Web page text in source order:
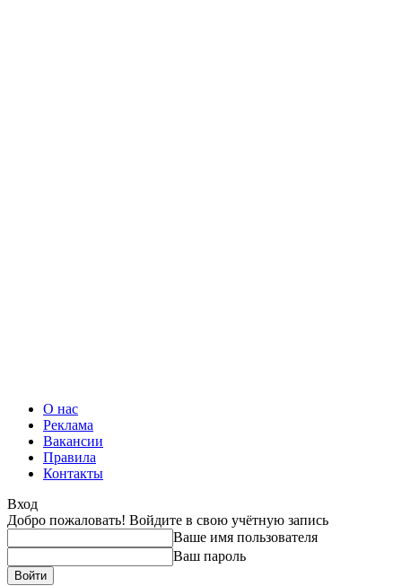
О нас
Реклама
Вакансии
Правила
Контакты
Вход
Добро пожаловать! Войдите в свою учётную запись
Ваше имя пользователя
Ваш пароль